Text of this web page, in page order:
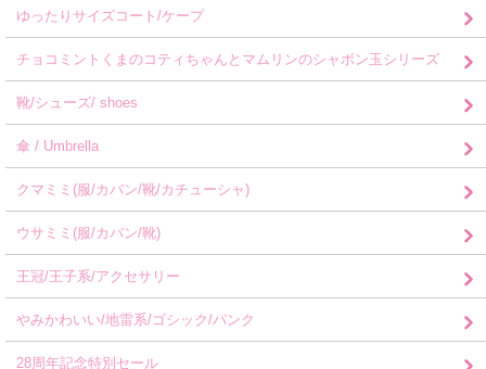
ゆったりサイズコート/ケープ
チョコミントくまのコティちゃんとマムリンのシャボン玉シリーズ
靴/シューズ/ shoes
傘 / Umbrella
クマミミ(服/カバン/靴/カチューシャ)
ウサミミ(服/カバン/靴)
王冠/王子系/アクセサリー
やみかわいい/地雷系/ゴシック/パンク
28周年記念特別セール